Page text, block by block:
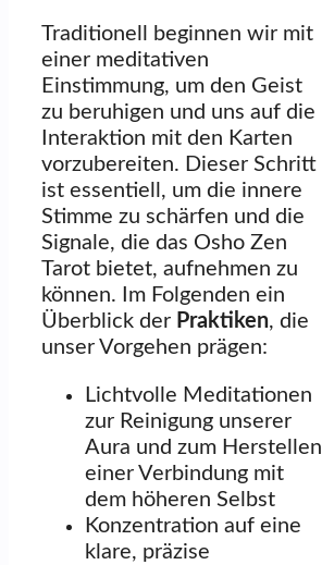
Traditionell beginnen wir mit
einer meditativen
Einstimmung, um den Geist
zu beruhigen und uns auf die
Interaktion mit den Karten
vorzubereiten. Dieser Schritt
ist essentiell, um die innere
Stimme zu schärfen und die
Signale, die das Osho Zen
Tarot bietet, aufnehmen zu
können. Im Folgenden ein
Überblick der Praktiken, die
unser Vorgehen prägen:
Lichtvolle Meditationen
zur Reinigung unserer
Aura und zum Herstellen
einer Verbindung mit
dem höheren Selbst
Konzentration auf eine
klare, präzise